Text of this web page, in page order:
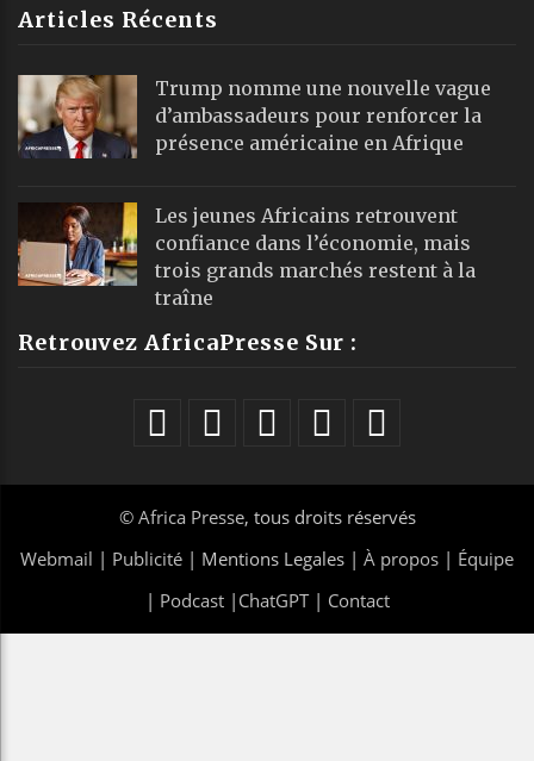
Articles Récents
Trump nomme une nouvelle vague
d’ambassadeurs pour renforcer la
présence américaine en Afrique
Les jeunes Africains retrouvent
confiance dans l’économie, mais
trois grands marchés restent à la
traîne
Retrouvez AfricaPresse Sur :
© Africa Presse, tous droits réservés
Webmail | Publicité | Mentions Legales | À propos | Équipe
| Podcast| ChatGPT| Contact